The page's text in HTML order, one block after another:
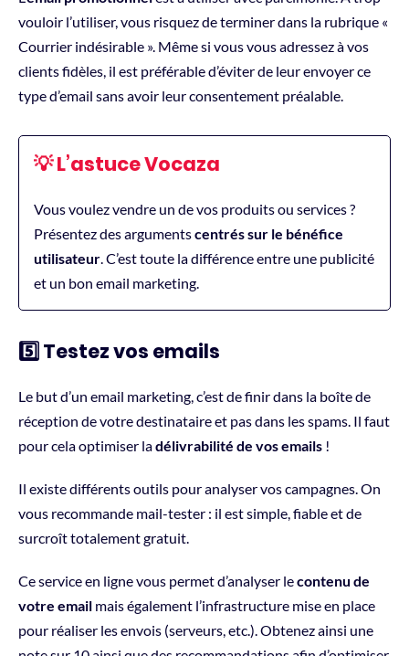
vouloir l’utiliser, vous risquez de terminer dans la rubrique «
Courrier indésirable ». Même si vous vous adressez à vos
clients fidèles, il est préférable d’éviter de leur envoyer ce
type d’email sans avoir leur consentement préalable.
💡 L’astuce Vocaza
Vous voulez vendre un de vos produits ou services ?
Présentez des argumentscentrés sur le bénéfice
utilisateur . C’est toute la différence entre une publicité
et un bon email marketing.
5️⃣ Testez vos emails
Le but d’un email marketing, c’est de finir dans la boîte de
réception de votre destinataire et pas dans les spams. Il faut
pour cela optimiser ladélivrabilité de vos emails !
Il existe différents outils pour analyser vos campagnes. On
vous recommande mail-tester : il est simple, fiable et de
surcroît totalement gratuit.
Ce service en ligne vous permet d’analyser lecontenu de
votre email mais également l’infrastructure mise en place
pour réaliser les envois (serveurs, etc.). Obtenez ainsi une